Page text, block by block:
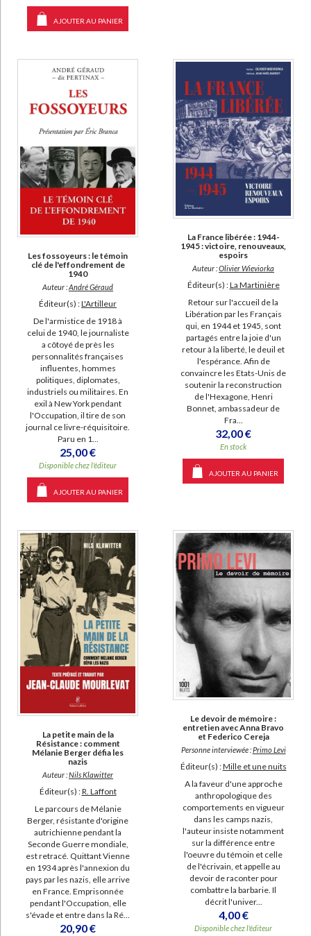
AJOUTER AU PANIER
Les fossoyeurs : le témoin
clé de l'effondrement de
1940
Auteur :André Géraud
Éditeur(s) :L'Artilleur
De l'armistice de 1918 à
celui de 1940, le journaliste
a côtoyé de près les
personnalités françaises
influentes, hommes
politiques, diplomates,
industriels ou militaires. En
exil à New York pendant
l'Occupation, il tire de son
journal ce livre-réquisitoire.
Paru en 1...
25,00 €
Disponible chez l'éditeur
AJOUTER AU PANIER
La France libérée : 1944-
1945 : victoire, renouveaux,
espoirs
Auteur :Olivier Wieviorka
Éditeur(s) :La Martinière
Retour sur l'accueil de la
Libération par les Français
qui, en 1944 et 1945, sont
partagés entre la joie d'un
retour à la liberté, le deuil et
l'espérance. Afin de
convaincre les Etats-Unis de
soutenir la reconstruction
de l'Hexagone, Henri
Bonnet, ambassadeur de
Fra...
32,00 €
En stock
AJOUTER AU PANIER
La petite main de la
Résistance : comment
Mélanie Berger défia les
nazis
Auteur :Nils Klawitter
Éditeur(s) :R. Laffont
Le parcours de Mélanie
Berger, résistante d'origine
autrichienne pendant la
Seconde Guerre mondiale,
est retracé. Quittant Vienne
en 1934 après l'annexion du
pays par les nazis, elle arrive
en France. Emprisonnée
pendant l'Occupation, elle
s'évade et entre dans la Ré...
20,90 €
Le devoir de mémoire :
entretien avec Anna Bravo
et Federico Cereja
Personne interviewée :Primo Levi
Éditeur(s) :Mille et une nuits
A la faveur d'une approche
anthropologique des
comportements en vigueur
dans les camps nazis,
l'auteur insiste notamment
sur la différence entre
l'oeuvre du témoin et celle
de l'écrivain, et appelle au
devoir de raconter pour
combattre la barbarie. Il
décrit l'univer...
4,00 €
Disponible chez l'éditeur